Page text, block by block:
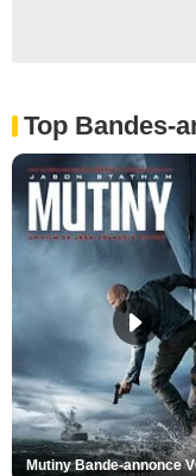
Top Bandes-
Mutiny Bande-annonce